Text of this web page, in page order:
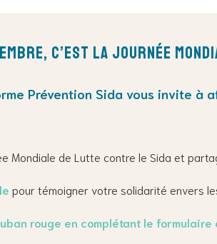
c’est la Journée
Prévention Sida vous invite à
Mondiale de Lutte contre le Sida et
pour témoigner votre solidarité envers
rouge en complétant le formulaire